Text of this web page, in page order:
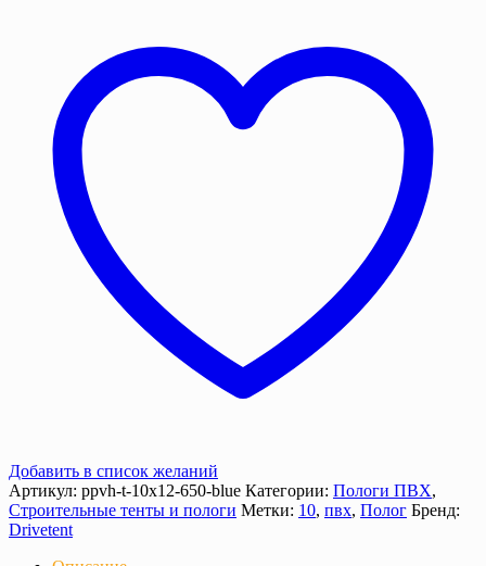
люверсами
Добавить в список желаний
Артикул: ppvh-t-10х12-650-blue Категории: Пологи ПВХ,
Строительные тенты и пологи Метки: 10, пвх, Полог Бренд:
Drivetent